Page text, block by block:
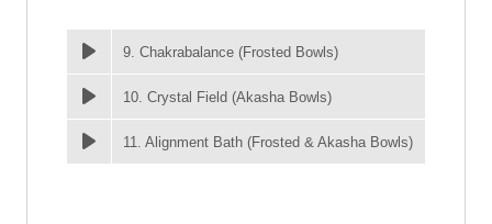
9. Chakrabalance (Frosted Bowls)
10. Crystal Field (Akasha Bowls)
11. Alignment Bath (Frosted & Akasha Bowls)